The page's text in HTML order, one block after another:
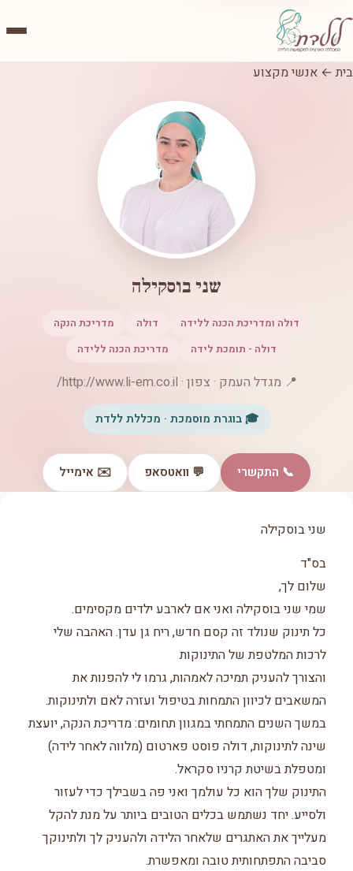
בית ← אנשי מקצוע
שני בוסקילה
דולה ומדריכת הכנה ללידה דולה
מדריכת הנקה
דולה - תומכת לידה
מדריכת הכנה ללידה
📍 מגדל העמק · צפון · http://www.li-em.co.il/
🎓 בוגרת מוסמכת · מכללת ללדת
📞 התקשרי 💬 וואטסאפ ✉️ אימייל
שני בוסקילה
בס"ד
שלום לך,
שמי שני בוסקילה ואני אם לארבע ילדים מקסימים.
כל תינוק שנולד זה קסם חדש, ריח גן עדן. האהבה שלי
לרכות המלטפת של התינוקות
והצורך להעניק תמיכה לאמהות, גרמו לי להפנות את
המשאבים לכיוון התמחות בטיפול ועזרה לאם ולתינוקות.
במשך השנים התמחתי במגוון תחומים: מדריכת הנקה, יועצת
שינה לתינוקות, דולה פוסט פארטום (מלווה לאחר לידה)
ומטפלת בשיטת קרניו סקראל.
התינוק שלך הוא כל עולמך ואני פה בשבילך כדי לעזור
ולסייע. יחד נשתמש בכלים הטובים ביותר על מנת להקל
מעלייך את האתגרים שלאחר הלידה ולהעניק לך ולתינוקך
סביבה התפתחותית טובה ומאפשרת.